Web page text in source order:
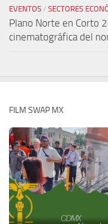
EVENTOS / SECTORES
Plano Norte en Corto
cinematográfica del
FILM SWAP MX